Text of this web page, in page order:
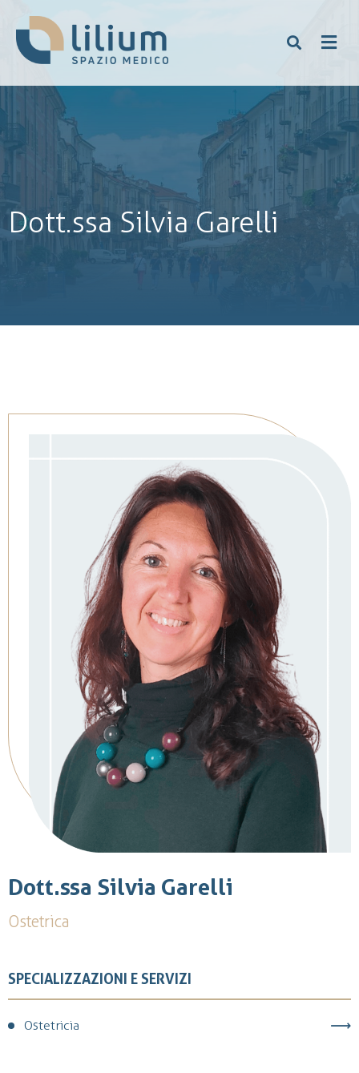
Dott.ssa Silvia Garelli
Dott.ssa Silvia Garelli
Ostetrica
SPECIALIZZAZIONI E SERVIZI
Ostetricia